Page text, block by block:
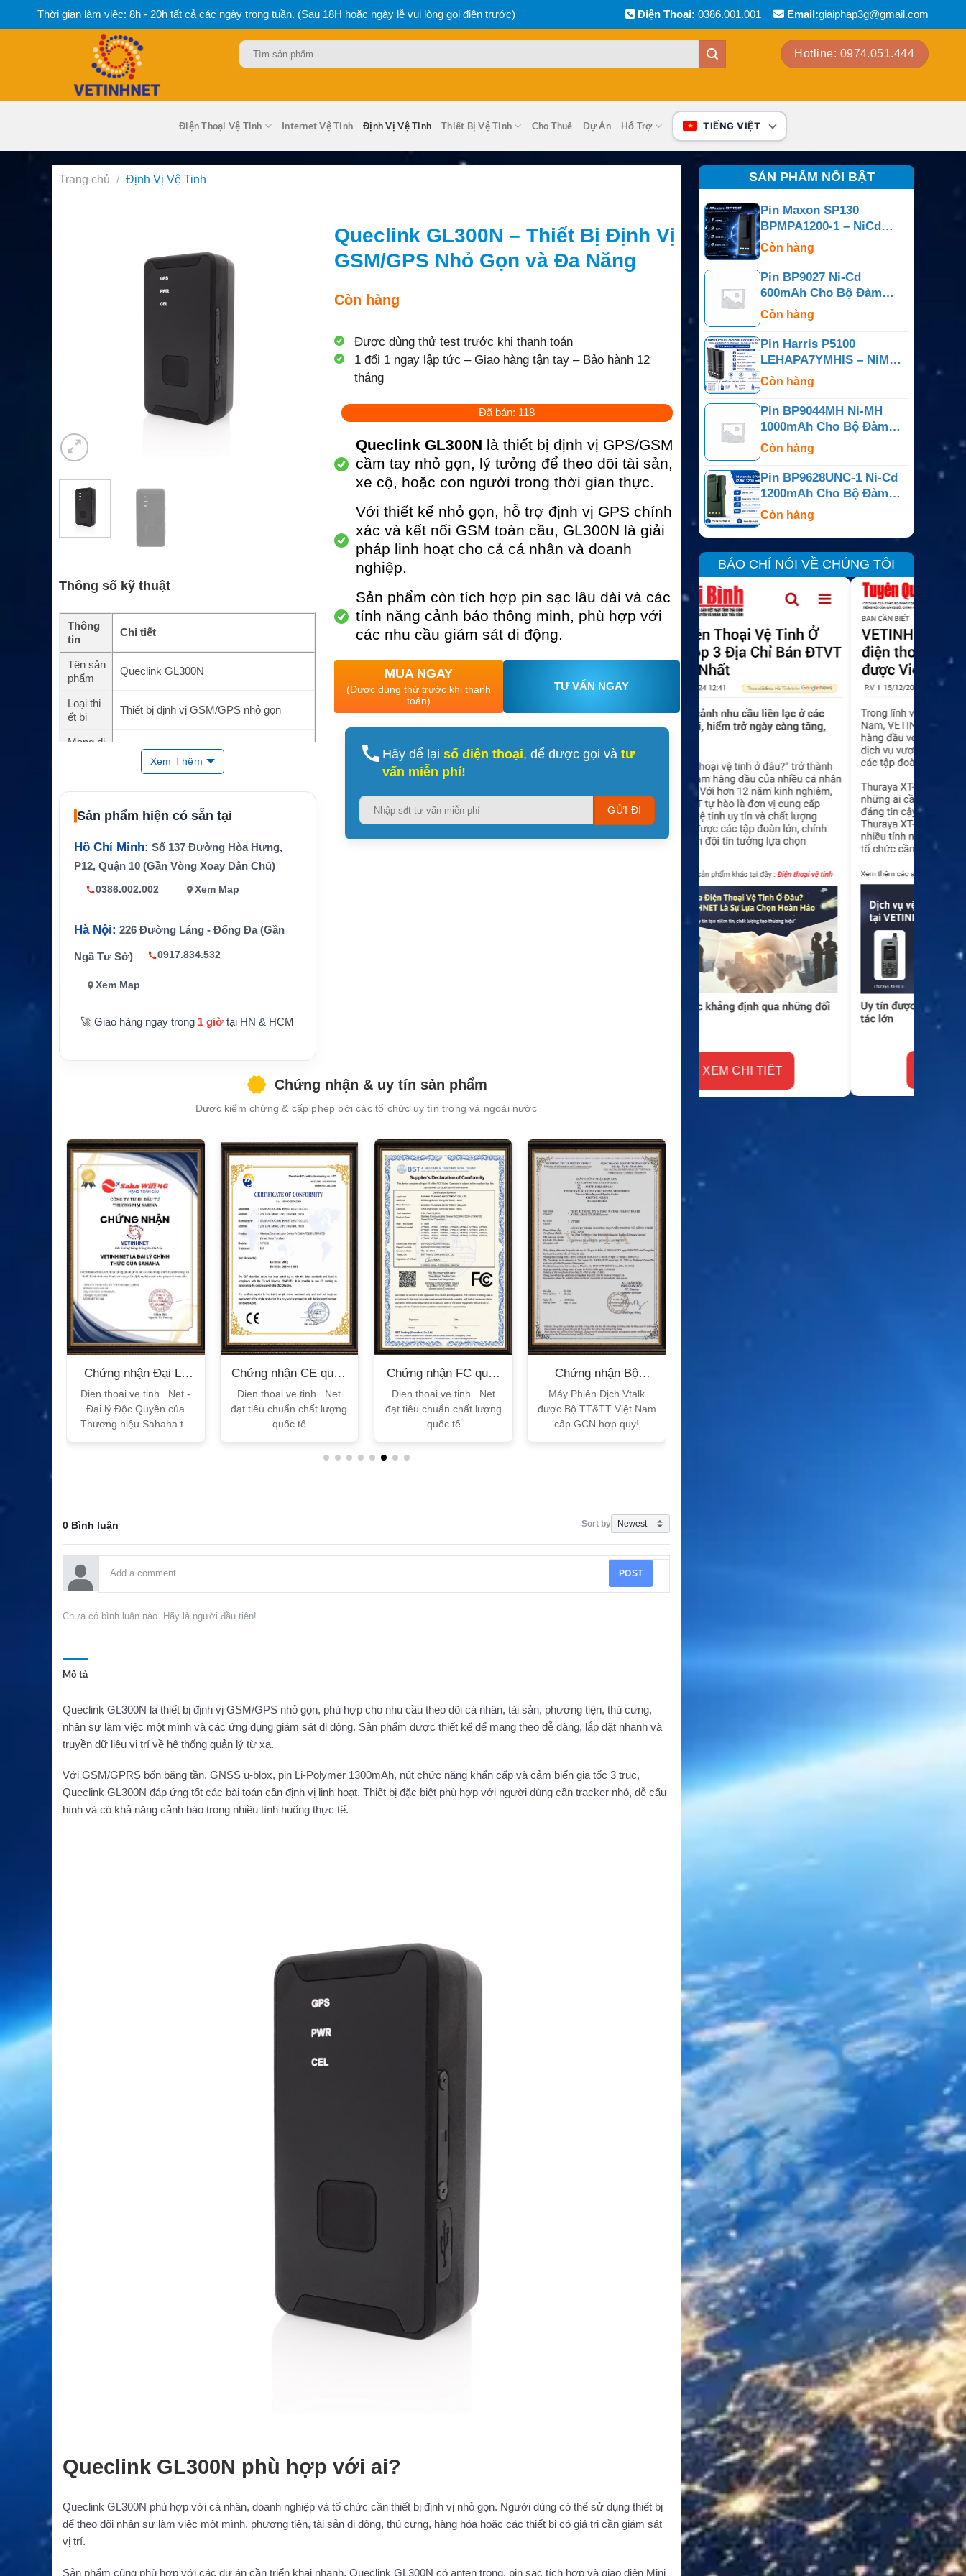
Thời gian làm việc: 8h - 20h tất cả các ngày trong tuần. (Sau 18H hoặc ngày lễ vui lòng gọi điện trước) Điện Thoại: 0386.001.001 Email:giaiphap3g@gmail.com
Tìm
kiếm:
Hotline: 0974.051.444
Điện Thoại Vệ Tinh Internet Vệ Tinh Định Vị Vệ Tinh Thiết Bị Vệ Tinh Cho Thuê Dự Án Hỗ Trợ TIẾNG VIỆT
Trang chủ / Định Vị Vệ Tinh
Thông số kỹ thuật
Thông
tin
Chi tiết
Tên sản
phẩm
Queclink GL300N
Loại thi
ết bị
Thiết bị định vị GSM/GPS nhỏ gọn
Mạng di
GSM/GPRS 850/900/1800/1900 MHz
Kích th
ước
68.5 x 38.5 x 23.5 mm
Trọng l
60g
Li-Polymer 1300mAh
nước
IPX5
ng chín
SOS, geo-fence, motion detection, low po
Xem Thêm
Sản phẩm hiện có sẵn tại
Hồ Chí Minh: Số 137 Đường Hòa Hưng,
P12, Quận 10 (Gần Vòng Xoay Dân Chủ)
0386.002.002 Xem Map
Hà Nội: 226 Đường Láng - Đống Đa (Gần
Ngã Tư Sở) 0917.834.532
Xem Map
🚀 Giao hàng ngay trong 1 giờ tại HN & HCM
Queclink GL300N – Thiết Bị Định Vị
GSM/GPS Nhỏ Gọn và Đa Năng
Còn hàng
Được dùng thử test trước khi thanh toán
1 đổi 1 ngay lập tức – Giao hàng tận tay – Bảo hành 12
tháng
Đã bán: 118
Queclink GL300N là thiết bị định vị GPS/GSM
cầm tay nhỏ gọn, lý tưởng để theo dõi tài sản,
xe cộ, hoặc con người trong thời gian thực.
Với thiết kế nhỏ gọn, hỗ trợ định vị GPS chính
xác và kết nối GSM toàn cầu, GL300N là giải
pháp linh hoạt cho cả cá nhân và doanh
nghiệp.
Sản phẩm còn tích hợp pin sạc lâu dài và các
tính năng cảnh báo thông minh, phù hợp với
các nhu cầu giám sát di động.
MUA NGAY
(Được dùng thử trước khi thanh
toán)
TƯ VẤN NGAY
Hãy để lại số điện thoại, để được gọi và tư
vấn miễn phí!
Please
this
Chứng nhận & uy tín sản phẩm
Được kiểm chứng & cấp phép bởi các tổ chức uy tín trong và ngoài nước
Chứng nhận Đại Lý
Sahaha
Dien thoai ve tinh . Net -
Đại lý Độc Quyền của
Thương hiệu Sahaha tại
Chứng nhận CE quốc
tế
Dien thoai ve tinh . Net
đạt tiêu chuẩn chất lượng
quốc tế
Chứng nhận FC quốc
tế
Dien thoai ve tinh . Net
đạt tiêu chuẩn chất lượng
quốc tế
Chứng nhận Bộ
TT&TT
Máy Phiên Dịch Vtalk
được Bộ TT&TT Việt Nam
cấp GCN hợp quy!
0 Bình luận Sort by
POST
Chưa có bình luận nào. Hãy là người đầu tiên!
Mô tả
Queclink GL300N là thiết bị định vị GSM/GPS nhỏ gọn, phù hợp cho nhu cầu theo dõi cá nhân, tài sản, phương tiện, thú cưng,
nhân sự làm việc một mình và các ứng dụng giám sát di động. Sản phẩm được thiết kế để mang theo dễ dàng, lắp đặt nhanh và
truyền dữ liệu vị trí về hệ thống quản lý từ xa.
Với GSM/GPRS bốn băng tần, GNSS u-blox, pin Li-Polymer 1300mAh, nút chức năng khẩn cấp và cảm biến gia tốc 3 trục,
Queclink GL300N đáp ứng tốt các bài toán cần định vị linh hoạt. Thiết bị đặc biệt phù hợp với người dùng cần tracker nhỏ, dễ cấu
hình và có khả năng cảnh báo trong nhiều tình huống thực tế.
Queclink GL300N phù hợp với ai?
Queclink GL300N phù hợp với cá nhân, doanh nghiệp và tổ chức cần thiết bị định vị nhỏ gọn. Người dùng có thể sử dụng thiết bị
để theo dõi nhân sự làm việc một mình, phương tiện, tài sản di động, thú cưng, hàng hóa hoặc các thiết bị có giá trị cần giám sát
vị trí.
Sản phẩm cũng phù hợp với các dự án cần triển khai nhanh. Queclink GL300N có anten trong, pin sạc tích hợp và giao diện Mini
SẢN PHẨM NỔI BẬT
Pin Maxon SP130
BPMPA1200-1 – NiCd
7.5V 1200mAh
Còn hàng
Pin BP9027 Ni-Cd
600mAh Cho Bộ Đàm
Motorola P10
Còn hàng
Pin Harris P5100
LEHAPA7YMHIS – NiMH
7.5V 2450mAh IS
Còn hàng
Pin BP9044MH Ni-MH
1000mAh Cho Bộ Đàm
Motorola P10
Còn hàng
Pin BP9628UNC-1 Ni-Cd
1200mAh Cho Bộ Đàm
Motorola GP300
Còn hàng
BÁO CHÍ NÓI VỀ CHÚNG TÔI
XEM CHI TIẾT